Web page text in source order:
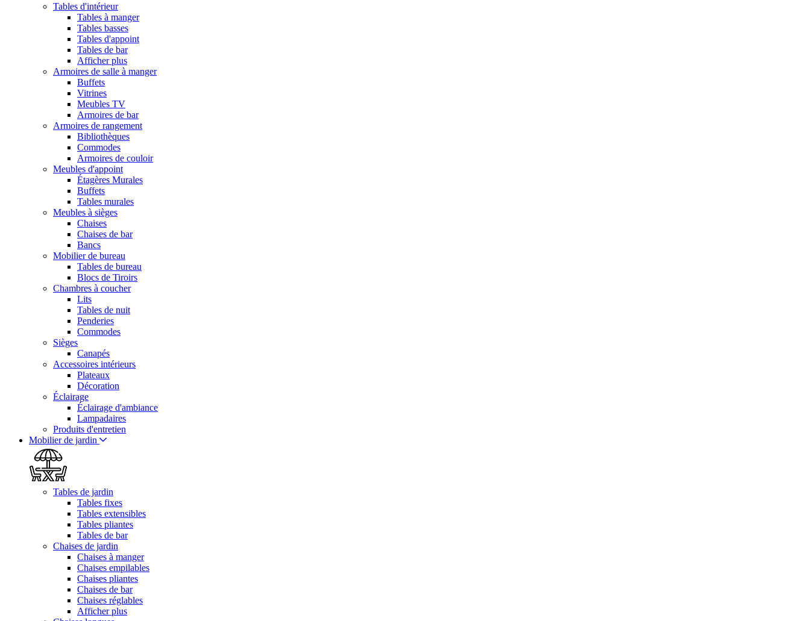
Tables d'intérieur
Tables à manger
Tables basses
Tables d'appoint
Tables de bar
Afficher plus
Armoires de salle à manger
Buffets
Vitrines
Meubles TV
Armoires de bar
Armoires de rangement
Bibliothèques
Commodes
Armoires de couloir
Meubles d'appoint
Étagères Murales
Buffets
Tables murales
Meubles à sièges
Chaises
Chaises de bar
Bancs
Mobilier de bureau
Tables de bureau
Blocs de Tiroirs
Chambres à coucher
Lits
Tables de nuit
Penderies
Commodes
Sièges
Canapés
Accessoires intérieurs
Plateaux
Décoration
Éclairage
Éclairage d'ambiance
Lampadaires
Produits d'entretien
Mobilier de jardin
Tables de jardin
Tables fixes
Tables extensibles
Tables pliantes
Tables de bar
Chaises de jardin
Chaises à manger
Chaises empilables
Chaises pliantes
Chaises de bar
Chaises réglables
Afficher plus